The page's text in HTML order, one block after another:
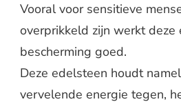
Vooral voor sensitieve
overprikkeld zijn werkt deze
bescherming goed.
Deze edelsteen houdt
vervelende energie tegen,